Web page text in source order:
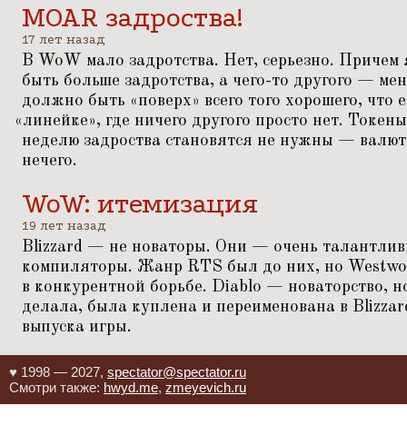
MOAR задроства!
17 лет назад
В WoW мало задротства. Нет, серьезно.
быть больше задротства, а чего-то другого —
должно быть «поверх» всего того хорошего, что
«линейке», где ничего другого просто нет.
неделю задроства становятся не нужны —
нечего.
WoW: итемизация
19 лет назад
Blizzard — не новаторы. Они — очень
компиляторы. Жанр RTS был до них, но
в конкурентной борьбе. Diablo — новаторство,
делала, была куплена и переименована в
выпуска игры.
♥ 1998 — 2027, spectator@spectator.ru
Смотри также: hwyd.me, zmeyevich.ru